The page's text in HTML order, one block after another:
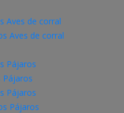
Aves de corral
Aves de corral
Pájaros
Pájaros
Pájaros
Pájaros